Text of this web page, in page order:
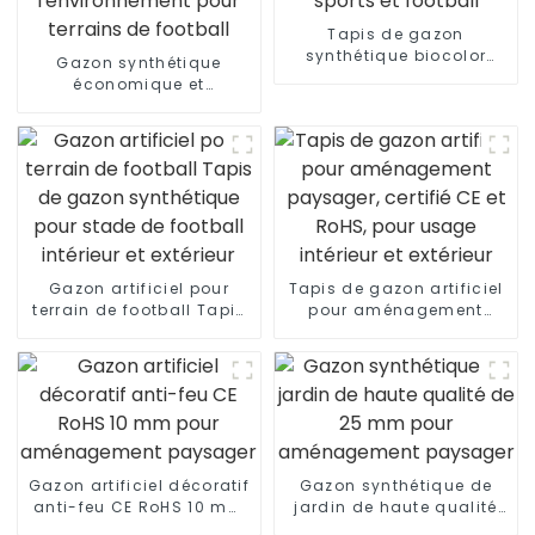
Gazon synthétique
économique et
terrains de football
Tapis de gazon
synthétique biocolor
Gazon artificiel pour
terrain de football Tapis
intérieur et extérieur
Tapis de gazon artificiel
pour aménagement
RoHS, pour usage
intérieur et extérieur
Gazon artificiel décoratif
anti-feu CE RoHS 10 mm
Gazon synthétique de
jardin de haute qualité